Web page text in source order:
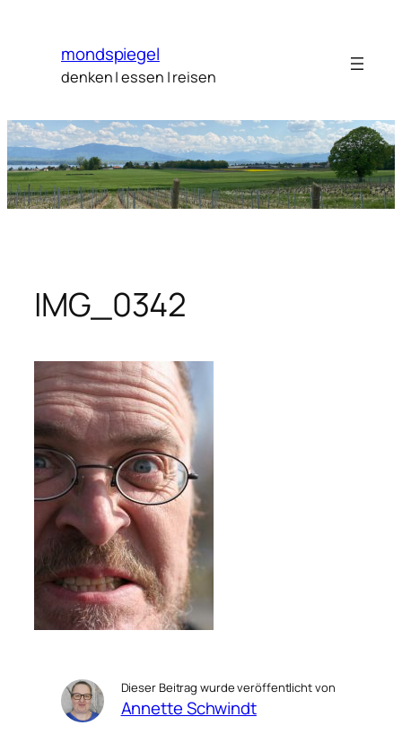
springen
mondspiegel
denken | essen | reisen
IMG_0342
Dieser Beitrag wurde veröffentlicht von
Annette Schwindt